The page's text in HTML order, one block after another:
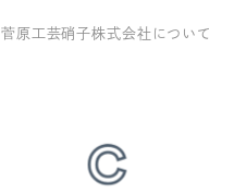
菅原工芸硝子株式会社について